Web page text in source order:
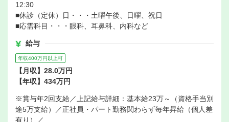
12:30
■休診（定休）日・・・土曜午後、日曜、祝日
■応需科目・・・眼科、耳鼻科、内科など
給与
年収400万円以上可
【月収】28.0万円
【年収】434万円
※賞与年2回支給／上記給与詳細：基本給23万～（資格手当別
途5万支給）／正社員・パート勤務関わらず毎年昇給（個人差
有り）／